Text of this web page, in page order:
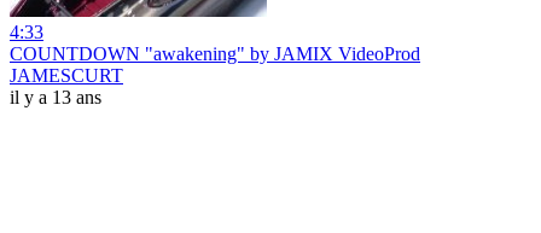
4:33
COUNTDOWN "awakening" by JAMIX VideoProd
JAMESCURT
il y a 13 ans